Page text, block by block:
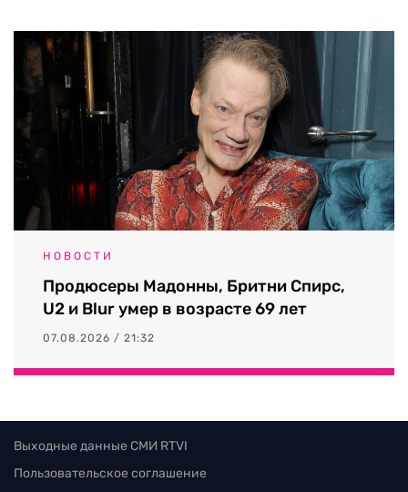
НОВОСТИ
Продюсеры Мадонны, Бритни Спирс,
U2 и Blur умер в возрасте 69 лет
07.08.2026 / 21:32
Выходные данные СМИ RTVI
Пользовательское соглашение